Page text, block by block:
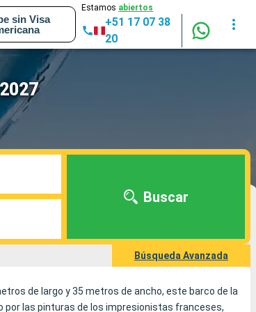
sin Visa
Estamos abiertos
+51 17 07 38
20
Buscar
Búsqueda Avanzada
de largo y 35 metros de ancho, este barco de la
por las pinturas de los impresionistas franceses,